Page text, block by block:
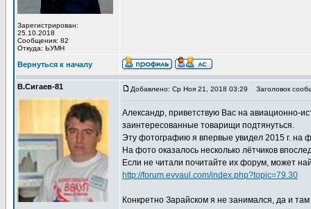
Зарегистрирован:
25.10.2018
Сообщения: 82
Откуда: ЬУМН
Вернуться к началу
В.Сигаев-81 Добавлено: Ср Ноя 21, 2018 03:29 Заголовок
Александр, приветствую Вас на авиационно-
заинтересованные товарищи подтянуться.
Эту фотографию я впервые увидел 2015 г.
На фото оказалось несколько лётчиков
Если не читали почитайте их форум, может
http://forum.evvaul.com/index.php?topic=79.30
Конкретно Зарайском я не занимался, да и